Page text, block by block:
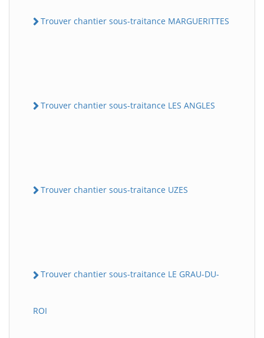
Trouver chantier sous-traitance MARGUERITTES
Trouver chantier sous-traitance LES ANGLES
Trouver chantier sous-traitance UZES
Trouver chantier sous-traitance LE GRAU-DU-
ROI